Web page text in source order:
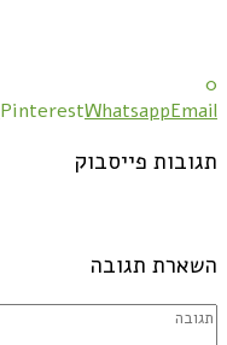
0
PinterestWhatsappEmail
תגובות פייסבוק
השארת תגובה